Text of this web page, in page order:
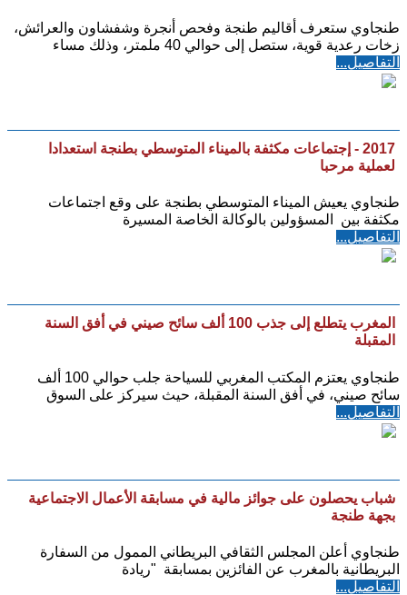
طنجاوي ستعرف أقاليم طنجة وفحص أنجرة وشفشاون والعرائش،
زخات رعدية قوية، ستصل إلى حوالي 40 ملمتر، وذلك مساء
التفاصيل...
2017 - إجتماعات مكثفة بالميناء المتوسطي بطنجة استعدادا
لعملية مرحبا
طنجاوي يعيش الميناء المتوسطي بطنجة على وقع اجتماعات
مكثفة بين المسؤولين بالوكالة الخاصة المسيرة
التفاصيل...
المغرب يتطلع إلى جذب 100 ألف سائح صيني في أفق السنة
المقبلة
طنجاوي يعتزم المكتب المغربي للسياحة جلب حوالي 100 ألف
سائح صيني، في أفق السنة المقبلة، حيث سيركز على السوق
التفاصيل...
شباب يحصلون على جوائز مالية في مسابقة الأعمال الاجتماعية
بجهة طنجة
طنجاوي أعلن المجلس الثقافي البريطاني الممول من السفارة
البريطانية بالمغرب عن الفائزين بمسابقة "ريادة
التفاصيل...